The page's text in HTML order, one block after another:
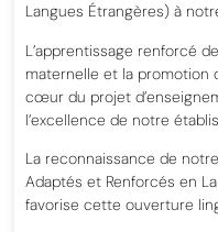
Langues Étrangères) à
L’apprentissage renforcé
maternelle et la promotion
cœur du projet
l’excellence de notre
La reconnaissance de
Adaptés et Renforcés en
favorise cette ouverture